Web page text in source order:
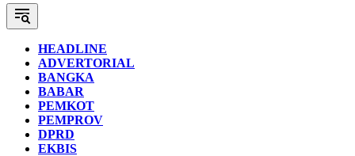
HEADLINE
ADVERTORIAL
BANGKA
BABAR
PEMKOT
PEMPROV
DPRD
EKBIS